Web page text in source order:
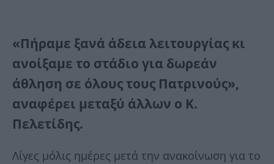
«Πήραμε ξανά άδεια λειτουργίας κι
ανοίξαμε το στάδιο για δωρεάν
άθληση σε όλους τους Πατρινούς»,
αναφέρει μεταξύ άλλων ο Κ.
Πελετίδης.
Λίγες μόλις ημέρες μετά την ανακοίνωση για το